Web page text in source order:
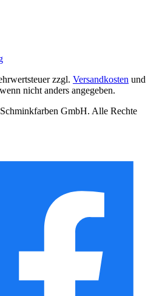
zzgl. Versandkosten und
nicht anders angegeben.
GmbH. Alle Rechte